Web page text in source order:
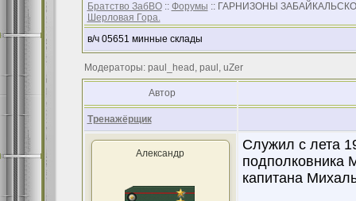
Братство ЗабВО:: Форумы :: ГАРНИЗОНЫ
Шерловая Гора.
в/ч 05651 минные склады
Модераторы: paul_head, paul, uZer
Автор
Тренажёрщик
Александр
Служил с лета
подполковника
капитана